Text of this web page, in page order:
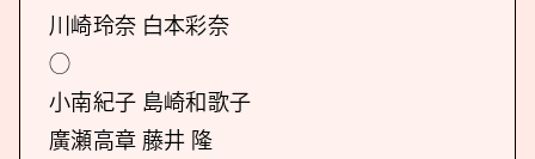
川崎玲奈 白本彩奈
◯
小南紀子 島崎和歌子
廣瀬高章 藤井 隆